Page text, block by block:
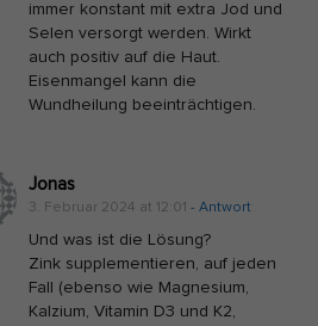
immer konstant mit extra Jod und
Selen versorgt werden. Wirkt
auch positiv auf die Haut.
Eisenmangel kann die
Wundheilung beeinträchtigen.
Jonas
3. Februar 2024 at 12:01 - Antwort
Und was ist die Lösung?
Zink supplementieren, auf jeden
Fall (ebenso wie Magnesium,
Kalzium, Vitamin D3 und K2,